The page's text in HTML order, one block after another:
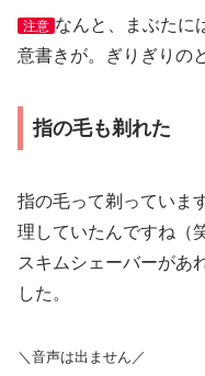
注意 なんと、まぶたに
意書きが。ぎりぎりの
指の毛も剃れた
指の毛って剃っていま
理していたんですね（
スキムシェーバーがあ
した。
＼音声は出ません／